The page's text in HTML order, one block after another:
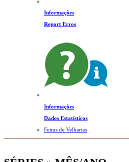
Informações
Report Erros
Informações
Dados Estatísticos
Feiras de Velharias